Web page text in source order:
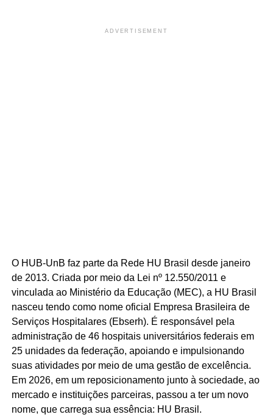
ADVERTISEMENT
O HUB-UnB faz parte da Rede HU Brasil desde janeiro
de 2013. Criada por meio da Lei nº 12.550/2011 e
vinculada ao Ministério da Educação (MEC), a HU Brasil
nasceu tendo como nome oficial Empresa Brasileira de
Serviços Hospitalares (Ebserh). É responsável pela
administração de 46 hospitais universitários federais em
25 unidades da federação, apoiando e impulsionando
suas atividades por meio de uma gestão de excelência.
Em 2026, em um reposicionamento junto à sociedade, ao
mercado e instituições parceiras, passou a ter um novo
nome, que carrega sua essência: HU Brasil.